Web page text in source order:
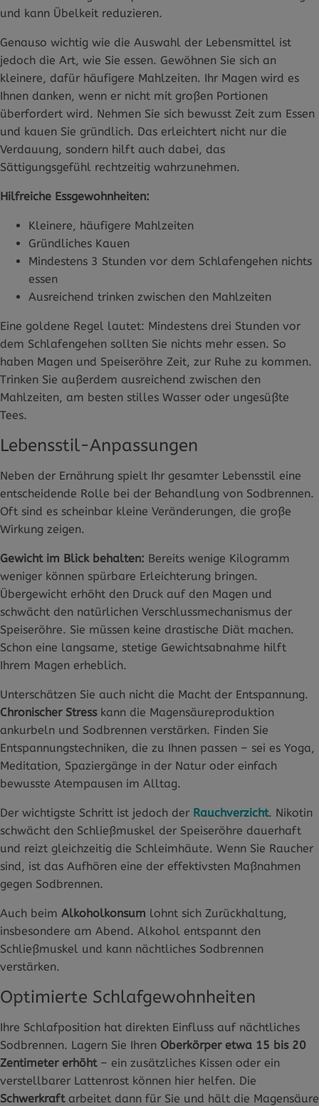
und kann Übelkeit reduzieren.
Genauso wichtig wie die Auswahl der Lebensmittel ist
jedoch die Art, wie Sie essen. Gewöhnen Sie sich an
kleinere, dafür häufigere Mahlzeiten. Ihr Magen wird es
Ihnen danken, wenn er nicht mit großen Portionen
überfordert wird. Nehmen Sie sich bewusst Zeit zum Essen
und kauen Sie gründlich. Das erleichtert nicht nur die
Verdauung, sondern hilft auch dabei, das
Sättigungsgefühl rechtzeitig wahrzunehmen.
Hilfreiche Essgewohnheiten:
Kleinere, häufigere Mahlzeiten
Gründliches Kauen
Mindestens 3 Stunden vor dem Schlafengehen nichts
essen
Ausreichend trinken zwischen den Mahlzeiten
Eine goldene Regel lautet: Mindestens drei Stunden vor
dem Schlafengehen sollten Sie nichts mehr essen. So
haben Magen und Speiseröhre Zeit, zur Ruhe zu kommen.
Trinken Sie außerdem ausreichend zwischen den
Mahlzeiten, am besten stilles Wasser oder ungesüßte
Tees.
Lebensstil-Anpassungen
Neben der Ernährung spielt Ihr gesamter Lebensstil eine
entscheidende Rolle bei der Behandlung von Sodbrennen.
Oft sind es scheinbar kleine Veränderungen, die große
Wirkung zeigen.
Gewicht im Blick behalten: Bereits wenige Kilogramm
weniger können spürbare Erleichterung bringen.
Übergewicht erhöht den Druck auf den Magen und
schwächt den natürlichen Verschlussmechanismus der
Speiseröhre. Sie müssen keine drastische Diät machen.
Schon eine langsame, stetige Gewichtsabnahme hilft
Ihrem Magen erheblich.
Unterschätzen Sie auch nicht die Macht der Entspannung.
Chronischer Stress kann die Magensäureproduktion
ankurbeln und Sodbrennen verstärken. Finden Sie
Entspannungstechniken, die zu Ihnen passen – sei es Yoga,
Meditation, Spaziergänge in der Natur oder einfach
bewusste Atempausen im Alltag.
Der wichtigste Schritt ist jedoch der Rauchverzicht. Nikotin
schwächt den Schließmuskel der Speiseröhre dauerhaft
und reizt gleichzeitig die Schleimhäute. Wenn Sie Raucher
sind, ist das Aufhören eine der effektivsten Maßnahmen
gegen Sodbrennen.
Auch beim Alkoholkonsum lohnt sich Zurückhaltung,
insbesondere am Abend. Alkohol entspannt den
Schließmuskel und kann nächtliches Sodbrennen
verstärken.
Optimierte Schlafgewohnheiten
Ihre Schlafposition hat direkten Einfluss auf nächtliches
Sodbrennen. Lagern Sie Ihren Oberkörper etwa 15 bis 20
Zentimeter erhöht– ein zusätzliches Kissen oder ein
verstellbarer Lattenrost können hier helfen. Die
Schwerkraftarbeitet dann für Sie und hält die Magensäure